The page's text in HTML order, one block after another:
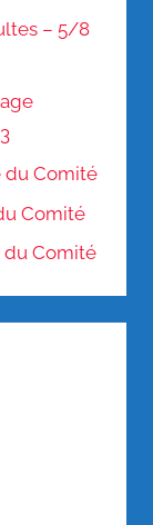
– 5/8
du Comité
Comité
du Comité